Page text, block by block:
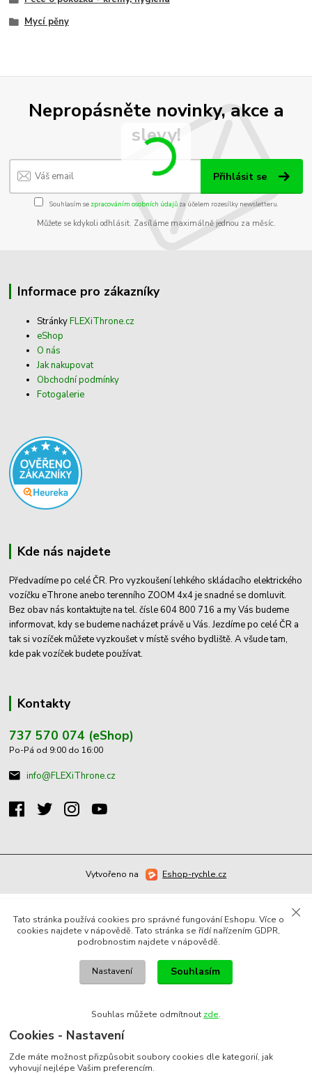
Mycí pěny
Nepropásněte novinky, akce a
slevy!
Přihlásit se
Souhlasím se zpracováním osobních údajůza účelem rozesílky newsletteru.
Můžete se kdykoli odhlásit. Zasíláme maximálně jednou za měsíc.
Informace pro zákazníky
StránkyFLEXiThrone.cz
eShop
O nás
Jak nakupovat
Obchodní podmínky
Fotogalerie
Kde nás najdete
Předvadíme po celé ČR. Pro vyzkoušení lehkého skládacího elektrického
vozíčku eThrone anebo terenního ZOOM 4x4 je snadné se domluvit.
Bez obav nás kontaktujte na tel. čísle 604 800 716 a my Vás budeme
informovat, kdy se budeme nacházet právě u Vás. Jezdíme po celé ČR a
tak si vozíček můžete vyzkoušet v místě svého bydliště. A všude tam,
kde pak vozíček budete používat.
Kontakty
737 570 074 (eShop)
Po-Pá od 9:00 do 16:00
info@FLEXiThrone.cz
Vytvořeno na Eshop-rychle.cz
Tato stránka používá cookies pro správné fungování Eshopu. Více o
cookies najdete v nápovědě. Tato stránka se řídí nařízením GDPR,
podrobnostim najdete v nápovědě.
Nastavení Souhlasím
Souhlas můžete odmítnout zde.
Cookies - Nastavení
Zde máte možnost přizpůsobit soubory cookies dle kategorií, jak
vyhovují nejlépe Vašim preferencím.